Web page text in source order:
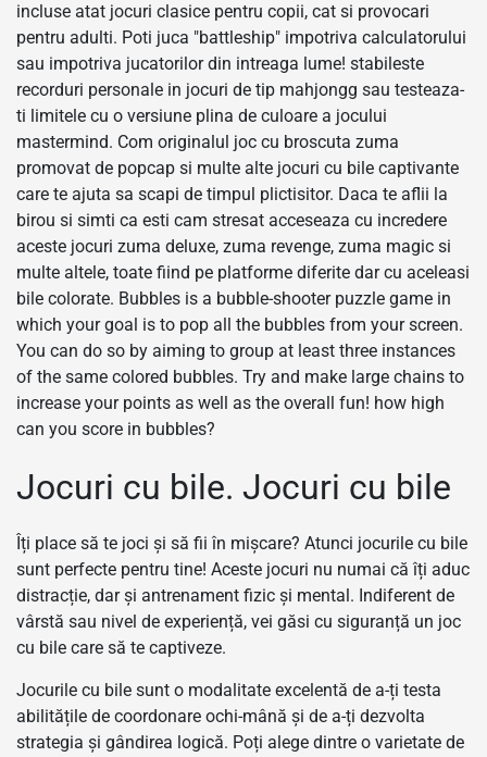
incluse atat jocuri clasice pentru copii, cat si provocari
pentru adulti. Poti juca "battleship" impotriva calculatorului
sau impotriva jucatorilor din intreaga lume! stabileste
recorduri personale in jocuri de tip mahjongg sau testeaza-
ti limitele cu o versiune plina de culoare a jocului
mastermind. Com originalul joc cu broscuta zuma
promovat de popcap si multe alte jocuri cu bile captivante
care te ajuta sa scapi de timpul plictisitor. Daca te aflii la
birou si simti ca esti cam stresat acceseaza cu incredere
aceste jocuri zuma deluxe, zuma revenge, zuma magic si
multe altele, toate fiind pe platforme diferite dar cu aceleasi
bile colorate. Bubbles is a bubble-shooter puzzle game in
which your goal is to pop all the bubbles from your screen.
You can do so by aiming to group at least three instances
of the same colored bubbles. Try and make large chains to
increase your points as well as the overall fun! how high
can you score in bubbles?
Jocuri cu bile. Jocuri cu bile
Îți place să te joci și să fii în mișcare? Atunci jocurile cu bile
sunt perfecte pentru tine! Aceste jocuri nu numai că îți aduc
distracție, dar și antrenament fizic și mental. Indiferent de
vârstă sau nivel de experiență, vei găsi cu siguranță un joc
cu bile care să te captiveze.
Jocurile cu bile sunt o modalitate excelentă de a-ți testa
abilitățile de coordonare ochi-mână și de a-ți dezvolta
strategia și gândirea logică. Poți alege dintre o varietate de